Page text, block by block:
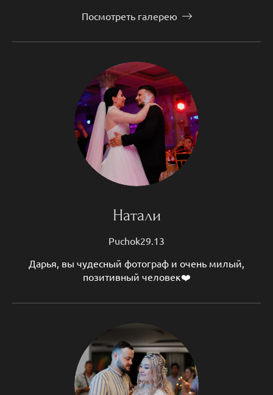
Посмотреть галерею
Натали
Puchok29.13
Дарья, вы чудесный фотограф и очень милый,
позитивный человек❤️